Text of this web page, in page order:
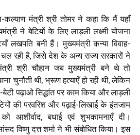
कल्याण मंत्री श्री तोमर ने कहा कि मैं यहाँ
ने बेटियों के लिए लाड़ली लक्ष्मी योजना
लखपति बनी हैं। मुख्यमंत्री कन्या विवाह-
रही है, जिसे देश के अन्य राज्य सरकारों ने
श्री चौहान जब मुख्यमंत्री बने थे तो
चुनौती थी, भ्रूण हत्याएँ हो रही थी, लेकिन
पढ़ाओ सिद्धांत पर काम किया और लाड़ली
की परवरिश और पढ़ाई-लिखाई के इंतजाम
आशीर्वाद, बधाई एवं शुभकामनाएँ दी।
विष्णु दत्त शर्मा ने भी संबोधित किया। इस